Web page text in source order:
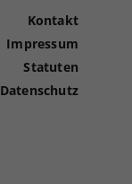
Kontakt
Impressum
Statuten
Datenschutz